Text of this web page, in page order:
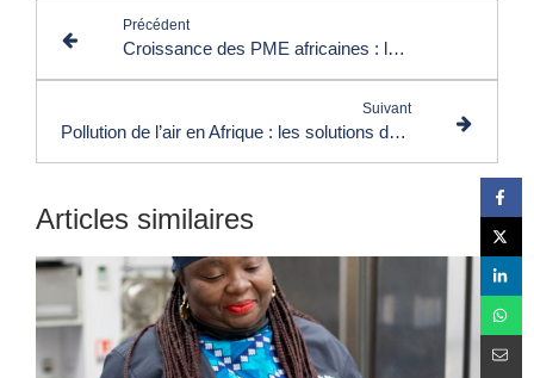
Précédent
Croissance des PME africaines : la contribution de Janngo, une start-up à impact social
Suivant
Pollution de l’air en Afrique : les solutions de "Mopépé Solutions" en République démocratique du Congo
Articles similaires